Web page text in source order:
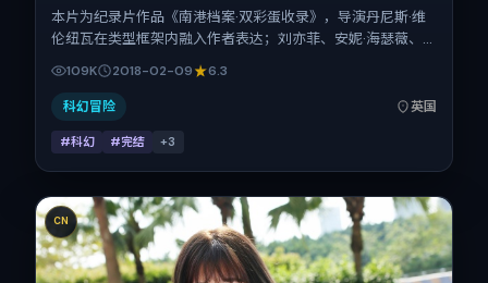
本片为纪录片作品《南港档案·双彩蛋收录》，导演丹尼斯·维
伦纽瓦在类型框架内融入作者表达；刘亦菲、安妮·海瑟薇、
刘诗诗、易烊千玺在片中承担多重关系线。故事类型为科幻，
主拍摄地与出品背景为英国。上映时间 2018年2月9日（公映
登记日 2018-02-09），全片105分钟，节奏张弛有度。
109K 2018-02-09 6.3
科幻冒险 英国
#科幻 #完结 +3
CN